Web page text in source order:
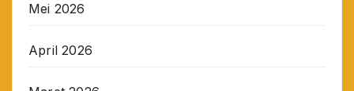
Mei 2026
April 2026